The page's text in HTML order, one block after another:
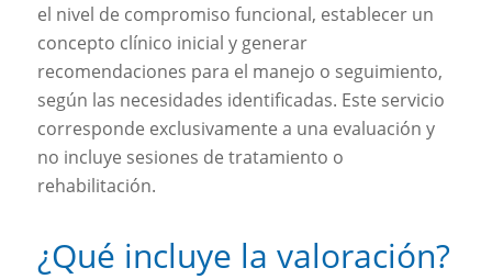
el nivel de compromiso funcional, establecer un
concepto clínico inicial y generar
recomendaciones para el manejo o seguimiento,
según las necesidades identificadas. Este servicio
corresponde exclusivamente a una evaluación y
no incluye sesiones de tratamiento o
rehabilitación.
¿Qué incluye la valoración?